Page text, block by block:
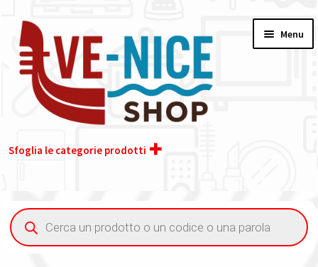
alla
navigazione
contenuto
Menu
Sfoglia le categorie prodotti
Acquisto iva 4% (agevolata)
Ricerca
prodotti